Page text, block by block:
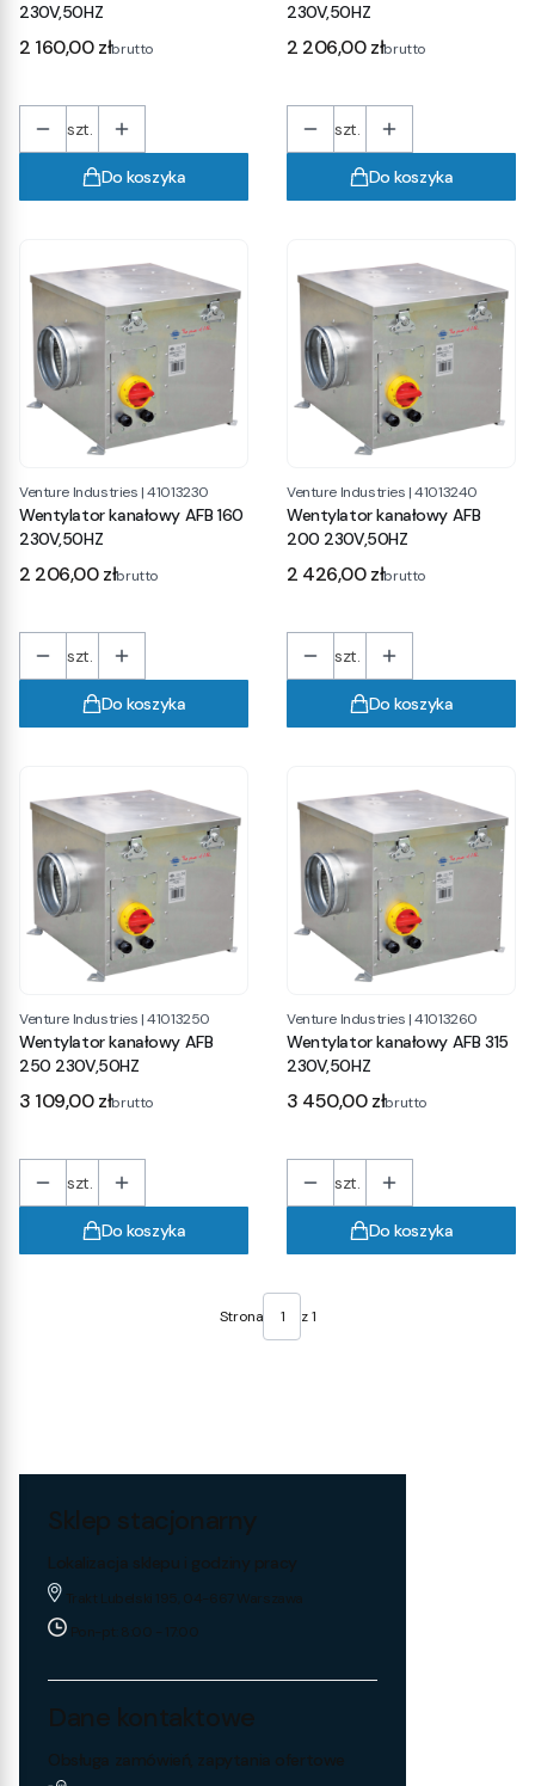
230V,50HZ
Cena
2 160,00 złbrutto
szt.
Do koszyka
230V,50HZ
Cena
2 206,00 złbrutto
szt.
Do koszyka
Venture Industries |41013230
Wentylator kanałowy AFB 160
230V,50HZ
Cena
2 206,00 złbrutto
szt.
Do koszyka
Venture Industries |41013240
Wentylator kanałowy AFB
200 230V,50HZ
Cena
2 426,00 złbrutto
szt.
Do koszyka
Venture Industries |41013250
Wentylator kanałowy AFB
250 230V,50HZ
Cena
3 109,00 złbrutto
szt.
Do koszyka
Venture Industries |41013260
Wentylator kanałowy AFB 315
230V,50HZ
Cena
3 450,00 złbrutto
szt.
Do koszyka
Strona z 1
Sklep stacjonarny
Lokalizacja sklepu i godziny pracy
Trakt Lubelski 195, 04-667 Warszawa
Pon-pt: 8:00 - 17:00
Dane kontaktowe
Obsługa zamówień, zapytania ofertowe